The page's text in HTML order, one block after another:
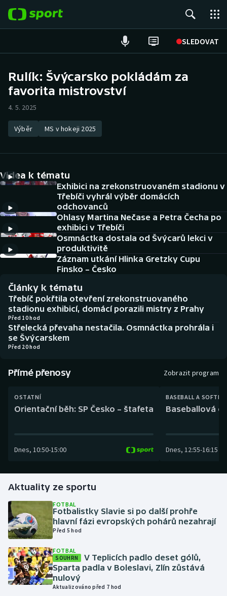
SLEDOVAT
Hokej
Atletika
DALŠÍ SPORTY
Americký fotbal
Baseball a softbal
Basketbal
Biatlon
Boby a skeleton
Box
Florbal
Golf
Házená
Jezdectví
Judo
Krasobruslení
NEPŘEHLÉDNĚTE
Soutěže
Historické návraty
Aplikace ČT sport
AZ kvíz
Rulík: Švýcarsko pokládám za
favorita mistrovství
4. 5. 2025
Výběr MS v hokeji 2025
Videa k tématu
Exhibici na zrekonstruovaném stadionu v
Třebíči vyhrál výběr domácích
odchovanců
Ohlasy Martina Nečase a Petra Čecha po
exhibici v Třebíči
Osmnáctka dostala od Švýcarů lekci v
produktivitě
Záznam utkání Hlinka Gretzky Cupu
Finsko – Česko
Články k tématu
Třebíč pokřtila otevření zrekonstruovaného
stadionu exhibicí, domácí porazili mistry z Prahy
Před 10 hod
Střelecká převaha nestačila. Osmnáctka prohrála i
se Švýcarskem
Před 20 hod
Přímé přenosy Zobrazit program
OSTATNÍ
Orientační běh: SP Česko – štafeta
Dnes, 10:50-15:00
BASEBALL A
Baseballová
Dnes, 12:55-16:15
Aktuality ze sportu
FOTBAL
Fotbalistky Slavie si po další prohře
hlavní fázi evropských pohárů nezahrají
Před 5 hod
FOTBAL
SOUHRN
V Teplicích padlo deset gólů,
Sparta padla v Boleslavi, Zlín zůstává
nulový
Aktualizováno před 7 hod